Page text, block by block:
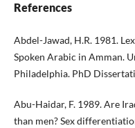
References
Abdel-Jawad, H.R. 1981.
Spoken Arabic in Amman.
Philadelphia. PhD
Abu-Haidar, F. 1989. Are
than men? Sex